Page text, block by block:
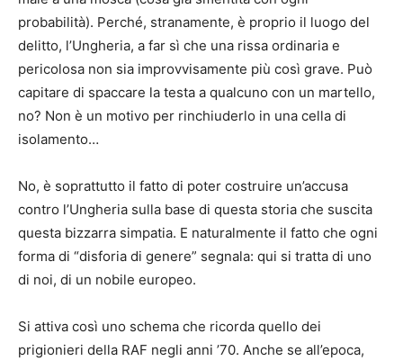
probabilità). Perché, stranamente, è proprio il luogo del
delitto, l’Ungheria, a far sì che una rissa ordinaria e
pericolosa non sia improvvisamente più così grave. Può
capitare di spaccare la testa a qualcuno con un martello,
no? Non è un motivo per rinchiuderlo in una cella di
isolamento…
No, è soprattutto il fatto di poter costruire un’accusa
contro l’Ungheria sulla base di questa storia che suscita
questa bizzarra simpatia. E naturalmente il fatto che ogni
forma di “disforia di genere” segnala: qui si tratta di uno
di noi, di un nobile europeo.
Si attiva così uno schema che ricorda quello dei
prigionieri della RAF negli anni ’70. Anche se all’epoca,